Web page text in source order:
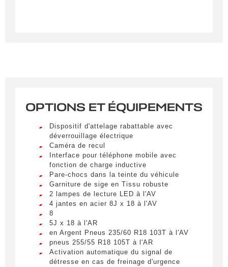
OPTIONS ET ÉQUIPEMENTS
Dispositif d'attelage rabattable avec
déverrouillage électrique
Caméra de recul
Interface pour téléphone mobile avec
fonction de charge inductive
Pare-chocs dans la teinte du véhicule
Garniture de sige en Tissu robuste
2 lampes de lecture LED à l'AV
4 jantes en acier 8J x 18 à l'AV
8
5J x 18 à l'AR
en Argent Pneus 235/60 R18 103T à l'AV
pneus 255/55 R18 105T à l'AR
Activation automatique du signal de
détresse en cas de freinage d'urgence